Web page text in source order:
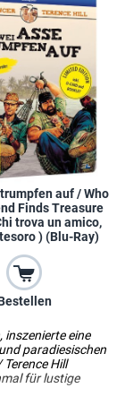
auf / Who
Finds Treasure
trova un amico,
) (Blu-Ray)
inszenierte eine
paradiesischen
Hill
für lustige